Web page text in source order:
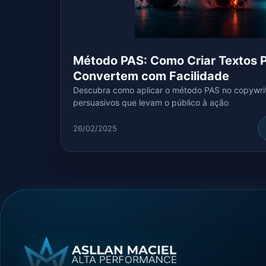
Método PAS: Como Criar Textos
Convertem com Facilidade
Descubra como aplicar o método PAS no
persuasivos que levam o público à ação
26/02/2025